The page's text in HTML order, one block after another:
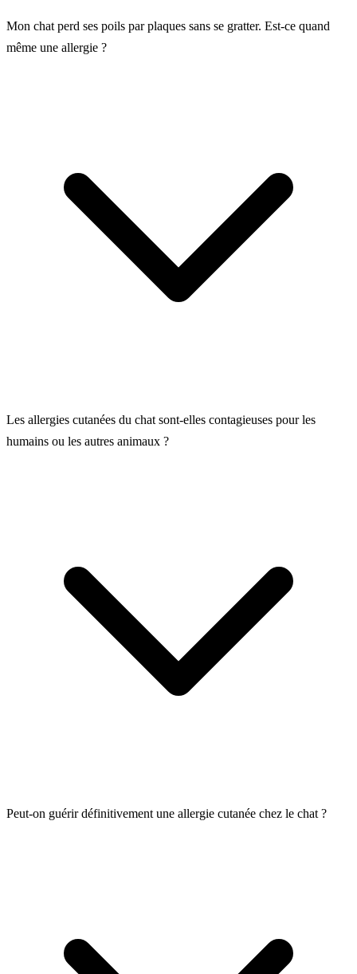
Mon chat perd ses poils par plaques sans se gratter. Est-ce quand
même une allergie ?
Les allergies cutanées du chat sont-elles contagieuses pour les
humains ou les autres animaux ?
Peut-on guérir définitivement une allergie cutanée chez le chat ?